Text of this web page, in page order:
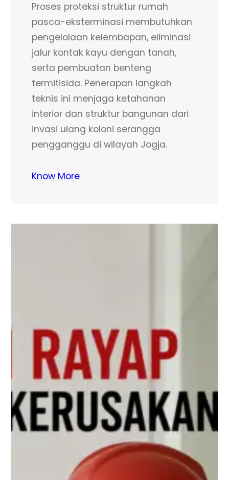
Proses proteksi struktur rumah
pasca-eksterminasi membutuhkan
pengelolaan kelembapan, eliminasi
jalur kontak kayu dengan tanah,
serta pembuatan benteng
termitisida. Penerapan langkah
teknis ini menjaga ketahanan
interior dan struktur bangunan dari
invasi ulang koloni serangga
pengganggu di wilayah Jogja.
Know More